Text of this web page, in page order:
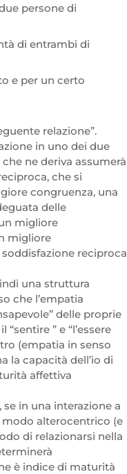
persone di
di entrambi di
e per un certo
relazione”.
in uno dei due
ne deriva assumerà
che si
congruenza, una
delle
migliore
migliore
reciproca
una struttura
che l’empatia
delle proprie
” e “l’essere
(empatia in senso
la capacità dell’io di
affettiva
in una interazione a
alterocentrico (e
di relazionarsi nella
è indice di maturità